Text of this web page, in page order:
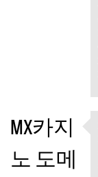
MX카지
노 도메